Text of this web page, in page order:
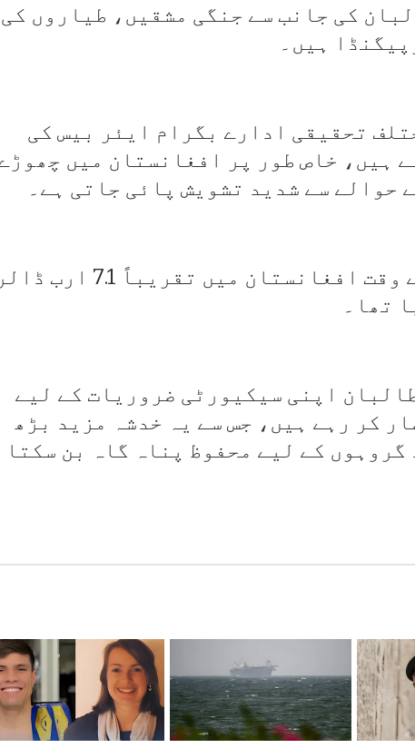
کی جانب سے جنگی مشقیں، طیاروں کی
ہیں۔
تحقیقی ادارے بگرام ایئر بیس کی
ہیں، خاص طور پر افغانستان میں
حوالے سے شدید تشویش پائی جاتی ہے۔
امریکی حکام کے مطابق انخلا کے وقت افغانستان میں تقریباً 7.1 ارب ڈالر
تھا۔
اپنی سیکیورٹی ضروریات کے لیے
کر رہے ہیں، جس سے یہ خدشہ مزید بڑھ
کے لیے محفوظ پناہ گاہ بن سکتا